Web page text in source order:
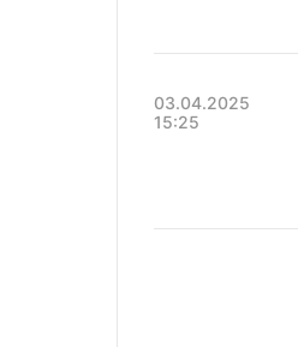
03.04.2025
15:25